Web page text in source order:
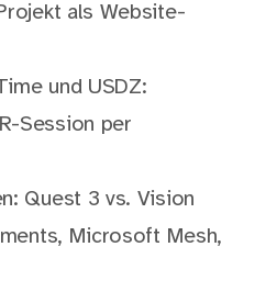
als Website-
und USDZ:
Session per
Quest 3 vs. Vision
Microsoft Mesh,